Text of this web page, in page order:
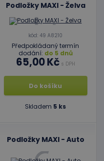
Podložky MAXI - Želva
kód: 49 A8210
Předpokládaný termín
dodání: do 5 dnů
65,00 Kčs DPH
Do košíku
Skladem 5 ks
Podložky MAXI - Auto